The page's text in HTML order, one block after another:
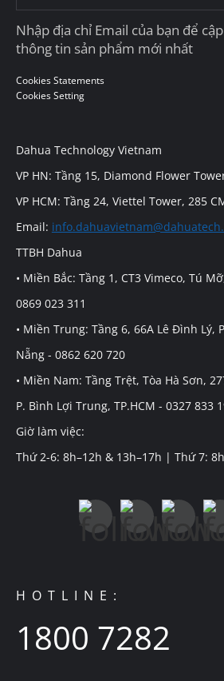
Nhập địa chỉ Email của bạn để
thông tin sản phẩm mới nhất
Cookies Statements
Cookies Setting
Dahua Technology Vietnam
VP HN: Tầng 15, Diamond Flower
VP HCM: Tầng 24, Viettel Tower, 285
Email:
TTBH Dahua
• Miền Bắc: Tầng 1, CT3 Vimeco, Tú
0869 023 311
• Miền Trung: Tầng 6, 66A Lê Đình Lý,
Nẵng - 0862 620 720
• Miền Nam: Tầng Trệt, Tòa Hà Sơn,
P. Bình Lợi Trung, TP.HCM - 0327 833
Giờ làm việc:
Thứ 2-6: 8h–12h & 13h–17h | Thứ 7:
HOTLINE:
1800 7282